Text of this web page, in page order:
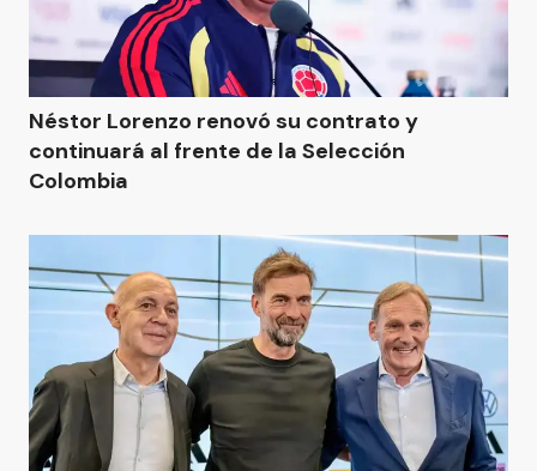
Néstor Lorenzo renovó su contrato y
continuará al frente de la Selección
Colombia